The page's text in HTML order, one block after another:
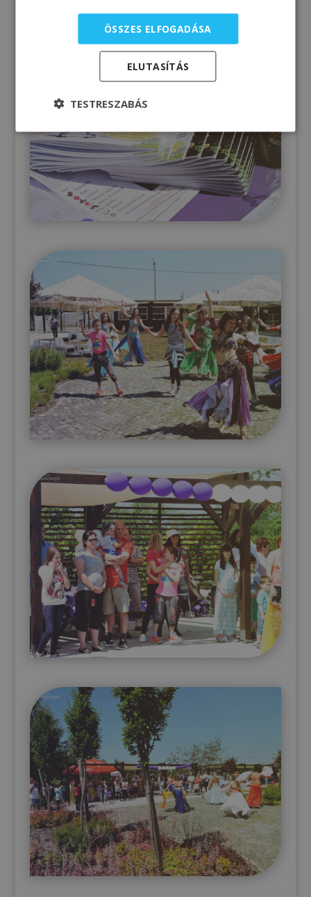
ÖSSZES ELFOGADÁSA
ELUTASÍTÁS
TESTRESZABÁS